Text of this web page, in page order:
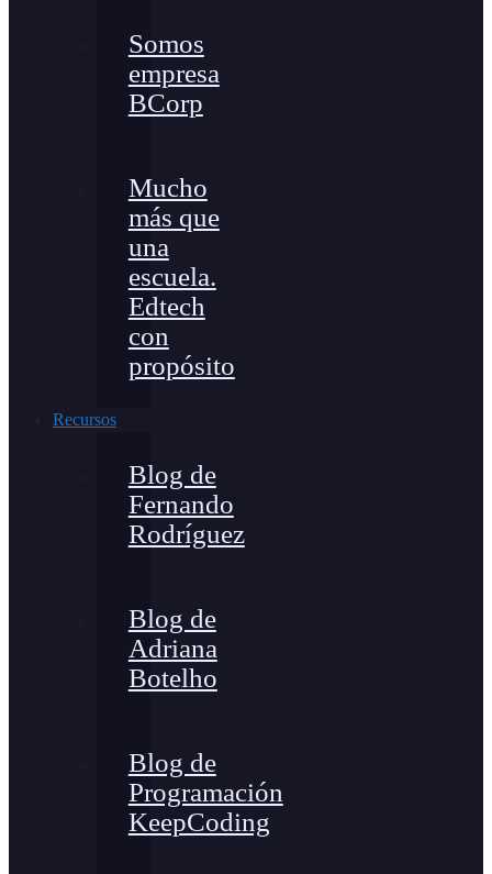
Somos
empresa
BCorp
Mucho
más que
una
escuela.
Edtech
con
propósito
Recursos
Blog de
Fernando
Rodríguez
Blog de
Adriana
Botelho
Blog de
Programación
KeepCoding